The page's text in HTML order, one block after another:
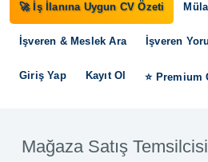
🚀 İş İlanına Uygun CV Özeti
İşveren & Meslek Ara İşveren
Giriş Yap Kayıt Ol ⭐ Premium
Mağaza Satış Temsilcisi